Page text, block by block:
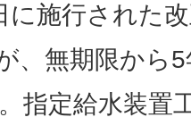
に施行された
、無期限から
指定給水装置